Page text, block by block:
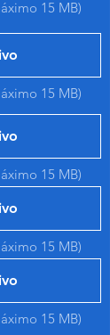
15 MB)
15 MB)
15 MB)
15 MB)
15 MB)